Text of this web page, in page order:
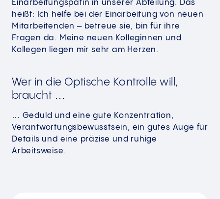
Einarbeitungspatin in unserer Abteilung. Das
heißt: Ich helfe bei der Einarbeitung von neuen
Mitarbeitenden – betreue sie, bin für ihre
Fragen da. Meine neuen Kolleginnen und
Kollegen liegen mir sehr am Herzen.
Wer in die Optische Kontrolle will,
braucht …
… Geduld und eine gute Konzentration,
Verantwortungsbewusstsein, ein gutes Auge für
Details und eine präzise und ruhige
Arbeitsweise.